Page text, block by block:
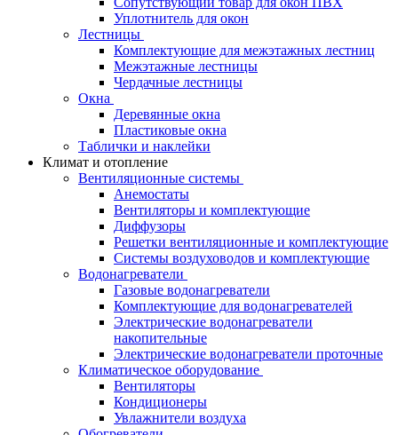
Уплотнитель для окон
Лестницы
Комплектующие для межэтажных лестниц
Межэтажные лестницы
Чердачные лестницы
Окна
Деревянные окна
Пластиковые окна
Таблички и наклейки
Климат и отопление
Вентиляционные системы
Анемостаты
Вентиляторы и комплектующие
Диффузоры
Решетки вентиляционные и комплектующие
Системы воздуховодов и комплектующие
Водонагреватели
Газовые водонагреватели
Комплектующие для водонагревателей
Электрические водонагреватели
накопительные
Электрические водонагреватели проточные
Климатическое оборудование
Вентиляторы
Кондиционеры
Увлажнители воздуха